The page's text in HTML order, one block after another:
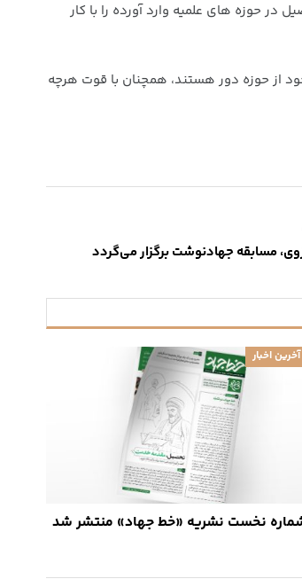
حوزه های علمیه وارد آورده را با کار
از حوزه دور هستند، همچنان با قوت هرچه
مسابقه جهاد‌نوشت برگزار می‌گردد
آخرین اخبار
نخست نشریه «خط جهاد» منتشر شد